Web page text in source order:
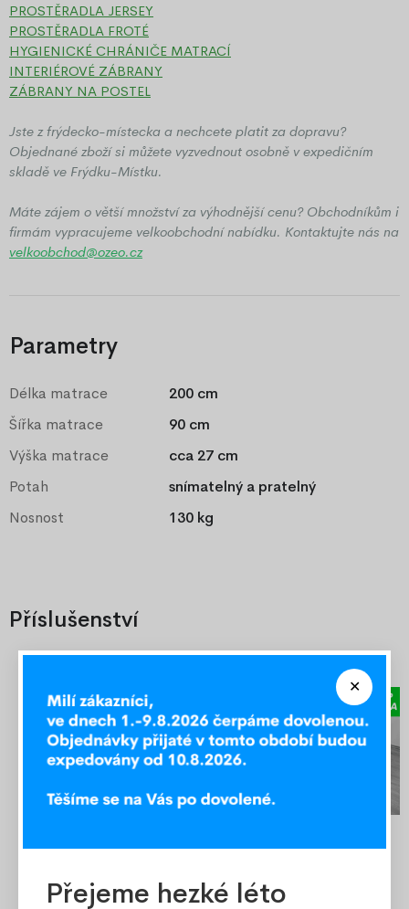
PROSTĚRADLA JERSEY
PROSTĚRADLA FROTÉ
HYGIENICKÉ CHRÁNIČE MATRACÍ
INTERIÉROVÉ ZÁBRANY
ZÁBRANY NA POSTEL
Jste z frýdecko-místecka a nechcete platit za dopravu?
Objednané zboží si můžete vyzvednout osobně v expedičním
skladě ve Frýdku-Místku.
Máte zájem o větší množství za výhodnější cenu? Obchodníkům i
firmám vypracujeme velkoobchodní nabídku. Kontaktujte nás na
velkoobchod@ozeo.cz
Parametry
Délka matrace
200 cm
Šířka matrace
90 cm
Výška matrace
cca 27 cm
Potah
snímatelný a pratelný
Nosnost
130 kg
Příslušenství
-20%
90x200x4 cm
-30%
masivu Eda 90x200 cm
Přejeme hezké léto